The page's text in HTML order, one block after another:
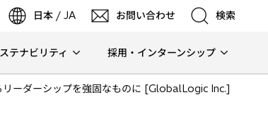
日本 / JA お問い合わせ 検索
検索
テナビリティ 採用・インターンシップ
ーダーシップを強固なものに [GlobalLogic Inc.]